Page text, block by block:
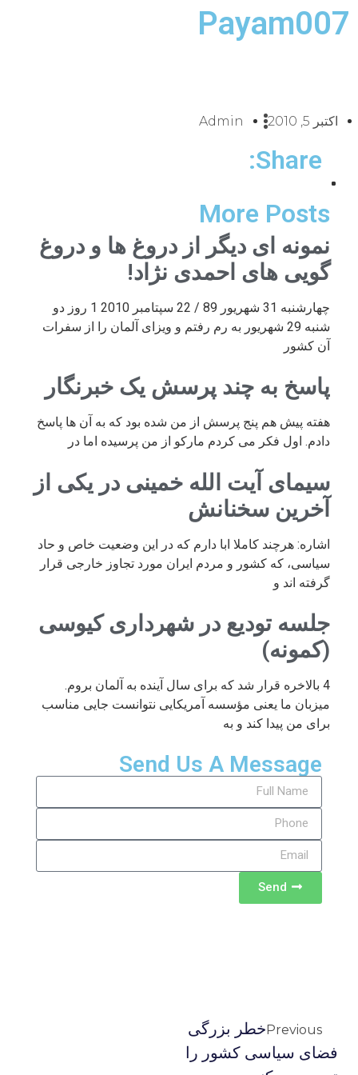
Payam007
اکتبر 5, 2010 Admin
Share:
More Posts
نمونه ای دیگر از دروغ ها و دروغ
گویی های احمدی نژاد!
چهارشنبه 31 شهریور 89 / 22 سپتامبر 2010 1 روز دو
شنبه 29 شهریور به رم رفتم و ویزای آلمان را از سفرات
آن کشور
پاسخ به چند پرسش یک خبرنگار
هفته پیش هم پنج پرسش از من شده بود که به آن ها پاسخ
دادم. اول فکر می کردم مارکو از من پرسیده اما در
سیمای آیت الله خمینی در یکی از
آخرین سخنانش
اشاره: هرچند کاملا ابا دارم که در این وضعیت خاص و حاد
سیاسی، که کشور و مردم ایران مورد تجاوز خارجی قرار
گرفته اند و
جلسه تودیع در شهرداری کیوسی
(کمونه)
4 بالاخره قرار شد که برای سال آینده به آلمان بروم.
میزبان ما یعنی مؤسسه آمریکایی نتوانست جایی مناسب
برای من پیدا کند و به
Send Us A Message
Send
Previousخطر بزرگی
فضای سیاسی کشور را